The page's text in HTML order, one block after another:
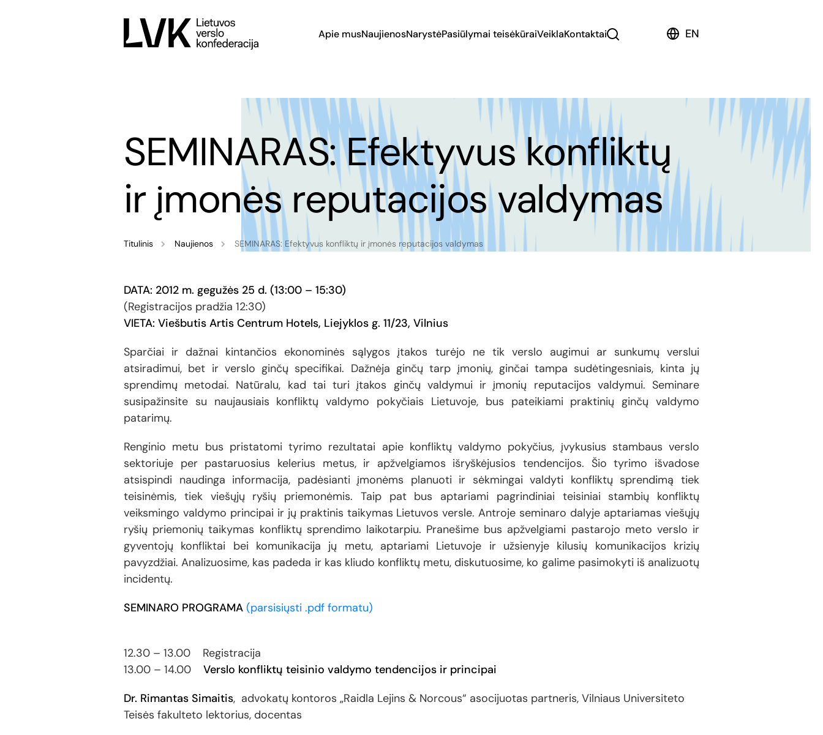
Apie musNaujienosNarystėPasiūlymai teisėkūraiVeiklaKontaktai EN
SEMINARAS: Efektyvus konfliktų
ir įmonės reputacijos valdymas
Titulinis Naujienos SEMINARAS: Efektyvus konfliktų ir įmonės reputacijos valdymas
DATA: 2012 m. gegužės 25 d. (13:00 – 15:30)
(Registracijos pradžia 12:30)
VIETA: Viešbutis Artis Centrum Hotels, Liejyklos g. 11/23, Vilnius
Sparčiai ir dažnai kintančios ekonominės sąlygos įtakos turėjo ne tik verslo augimui ar sunkumų verslui
atsiradimui, bet ir verslo ginčų specifikai. Dažnėja ginčų tarp įmonių, ginčai tampa sudėtingesniais, kinta jų
sprendimų metodai. Natūralu, kad tai turi įtakos ginčų valdymui ir įmonių reputacijos valdymui. Seminare
susipažinsite su naujausiais konfliktų valdymo pokyčiais Lietuvoje, bus pateikiami praktinių ginčų valdymo
patarimų.
Renginio metu bus pristatomi tyrimo rezultatai apie konfliktų valdymo pokyčius, įvykusius stambaus verslo
sektoriuje per pastaruosius kelerius metus, ir apžvelgiamos išryškėjusios tendencijos. Šio tyrimo išvadose
atsispindi naudinga informacija, padėsianti įmonėms planuoti ir sėkmingai valdyti konfliktų sprendimą tiek
teisinėmis, tiek viešųjų ryšių priemonėmis. Taip pat bus aptariami pagrindiniai teisiniai stambių konfliktų
veiksmingo valdymo principai ir jų praktinis taikymas Lietuvos versle. Antroje seminaro dalyje aptariamas viešųjų
ryšių priemonių taikymas konfliktų sprendimo laikotarpiu. Pranešime bus apžvelgiami pastarojo meto verslo ir
gyventojų konfliktai bei komunikacija jų metu, aptariami Lietuvoje ir užsienyje kilusių komunikacijos krizių
pavyzdžiai. Analizuosime, kas padeda ir kas kliudo konfliktų metu, diskutuosime, ko galime pasimokyti iš analizuotų
incidentų.
SEMINARO PROGRAMA (parsisiųsti .pdf formatu)
12.30 – 13.00 Registracija
13.00 – 14.00 Verslo konfliktų teisinio valdymo tendencijos ir principai
Dr. Rimantas Simaitis, advokatų kontoros „Raidla Lejins & Norcous“ asocijuotas partneris, Vilniaus Universiteto
Teisės fakulteto lektorius, docentas